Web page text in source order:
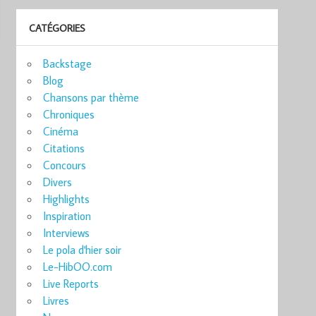
CATÉGORIES
Backstage
Blog
Chansons par thème
Chroniques
Cinéma
Citations
Concours
Divers
Highlights
Inspiration
Interviews
Le pola d'hier soir
Le-HibOO.com
Live Reports
Livres